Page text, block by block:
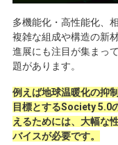
多機能化・高性能化、
複雑な組成や構造の新
進展にも注目が集まっ
題があります。
例えば地球温暖化の抑
目標とするSociety 5.0
えるためには、大幅な
バイスが必要です。